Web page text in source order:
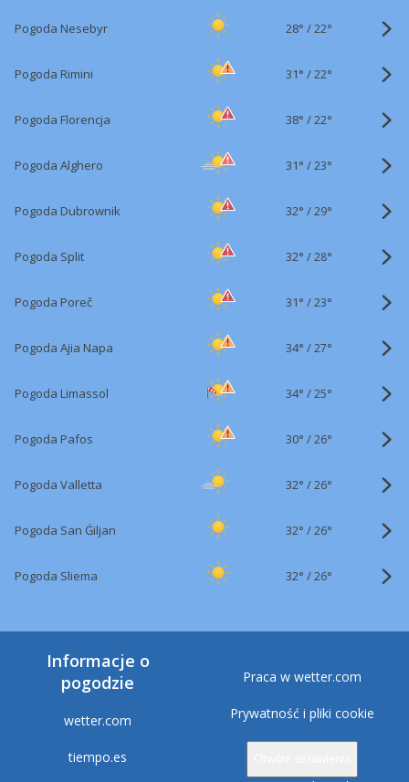
Pogoda Nesebyr 28° /22°
Pogoda Rimini 31° /22°
Pogoda Florencja 38° /22°
Pogoda Alghero 31° /23°
Pogoda Dubrownik 32° /29°
Pogoda Split 32° /28°
Pogoda Poreč 31° /23°
Pogoda Ajia Napa 34° /27°
Pogoda Limassol 34° /25°
Pogoda Pafos 30° /26°
Pogoda Valletta 32° /26°
Pogoda San Ġiljan 32° /26°
Pogoda Sliema 32° /26°
Informacje o
pogodzie
wetter.com
tiempo.es
Praca w wetter.com
Prywatność i pliki cookie